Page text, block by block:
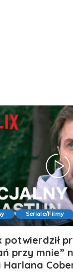
Seriale/Filmy
potwierdził
przy mnie”
Harlana